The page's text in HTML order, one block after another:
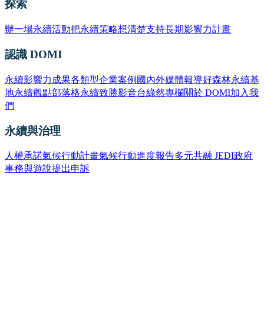
探索
辦一場永續活動把永續策略想清楚支持長期影響力計畫
認識 DOMI
永續影響力成果各類型企業案例 國內外媒體報導好森林永續基
地永續觀點部落格永續致勝影音台綠然專欄關於 DOMI加入我
們
永續與治理
人權承諾氣候行動計畫氣候行動進度報告多元共融 JEDI政府
事務與遊說提出申訴